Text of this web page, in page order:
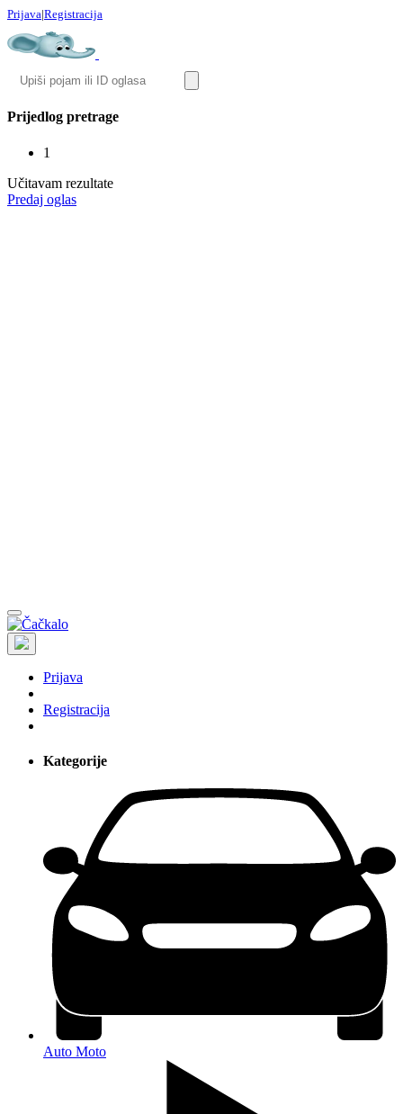
Prijava|Registracija
Prijedlog pretrage
1
Učitavam rezultate
Predaj oglas
Prijava
Registracija
Kategorije
Auto Moto